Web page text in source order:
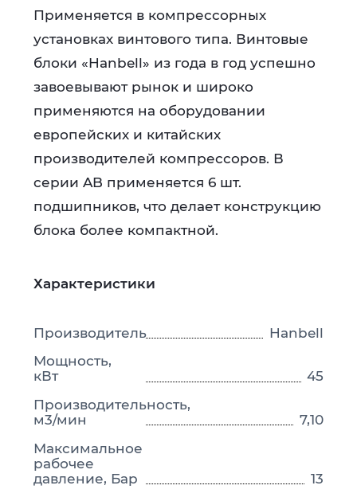
Применяется в компрессорных
установках винтового типа. Винтовые
блоки «Hanbell» из года в год успешно
завоевывают рынок и широко
применяются на оборудовании
европейских и китайских
производителей компрессоров. В
серии AB применяется 6 шт.
подшипников, что делает конструкцию
блока более компактной.
Характеристики
Производитель
Hanbell
Мощность,
кВт
45
Производительность,
м3/мин
7,10
Максимальное
рабочее
давление, Бар
13